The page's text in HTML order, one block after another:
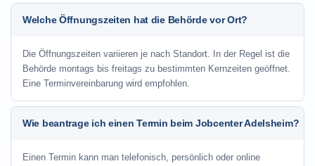
Welche Öffnungszeiten hat die Behörde vor Ort?
Die Öffnungszeiten variieren je nach Standort. In der Regel ist die
Behörde montags bis freitags zu bestimmten Kernzeiten geöffnet.
Eine Terminvereinbarung wird empfohlen.
Wie beantrage ich einen Termin beim Jobcenter Adelsheim?
Einen Termin kann man telefonisch, persönlich oder online